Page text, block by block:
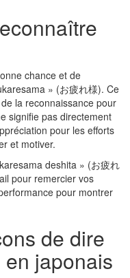
chance et de
» (お疲れ様). Ce
la reconnaissance pour
signifie pas directement
pour les efforts
et motiver.
deshita » (お疲れ
pour remercier vos
pour montrer
de dire
japonais